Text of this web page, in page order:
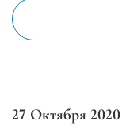
27 Октября 2020